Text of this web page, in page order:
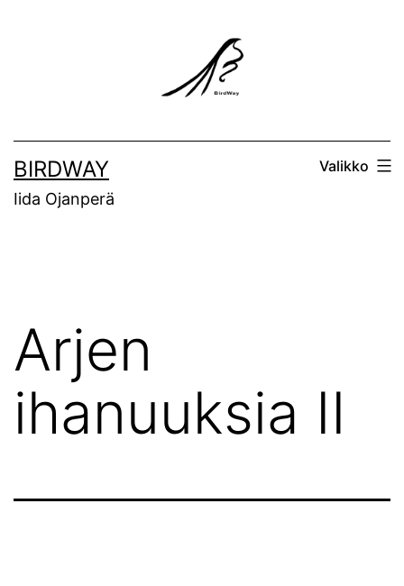
BIRDWAY
Iida Ojanperä
Valikko
Arjen
ihanuuksia II